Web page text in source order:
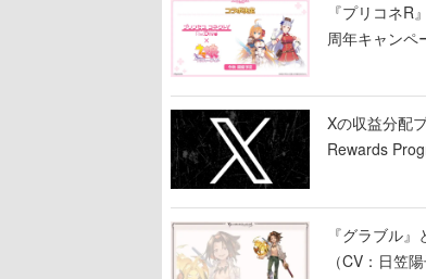
『プリコネ
周年キャンペ
Xの収益分配
Rewards
『グラブル
（CV：日笠